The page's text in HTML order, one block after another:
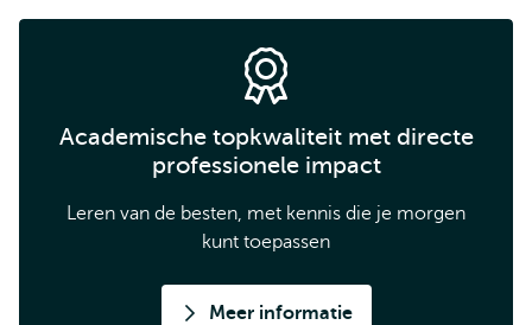
Academische topkwaliteit met directe
professionele impact
Leren van de besten, met kennis die je morgen
kunt toepassen
Meer informatie